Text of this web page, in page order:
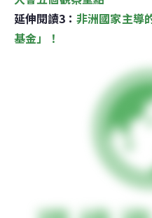
延伸閱讀3： 非洲國家主導
基金」！